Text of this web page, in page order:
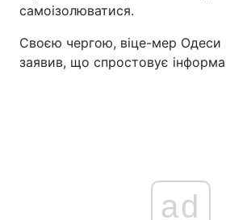
самоізолюватися.
Своєю чергою, віце-мер Одеси
заявив, що спростовує
ad